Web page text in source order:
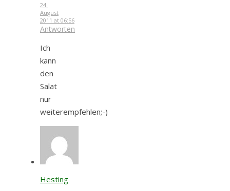
24.
August
2011 at 06:56
Antworten
Ich
kann
den
Salat
nur
weiterempfehlen;-)
Hesting